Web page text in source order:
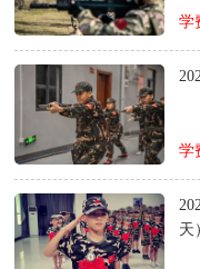
学
学
天